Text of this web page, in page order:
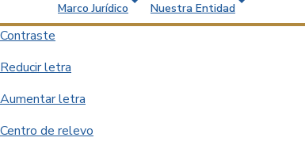
Marco Jurídico
Nuestra Entidad
Contraste
Reducir letra
Aumentar letra
Centro de relevo